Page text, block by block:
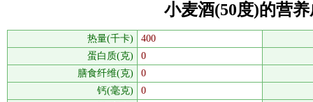
小麦酒(50度)的营
热量(千卡)
400
蛋白质(克)
0
膳食纤维(克)
0
钙(毫克)
0